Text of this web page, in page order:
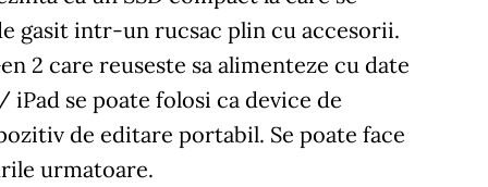
gasit intr-un rucsac plin cu accesorii.
2 care reuseste sa alimenteze cu date
se poate folosi ca device de
de editare portabil. Se poate face
urmatoare.